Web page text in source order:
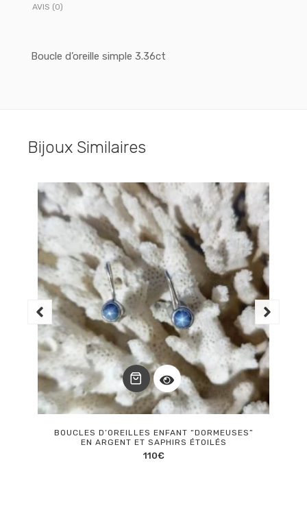
AVIS (0)
Boucle d’oreille simple 3.36ct
Bijoux Similaires
BOUCLES D’OREILLES ENFANT “DORMEUSES”
EN ARGENT ET SAPHIRS ÉTOILÉS
110€